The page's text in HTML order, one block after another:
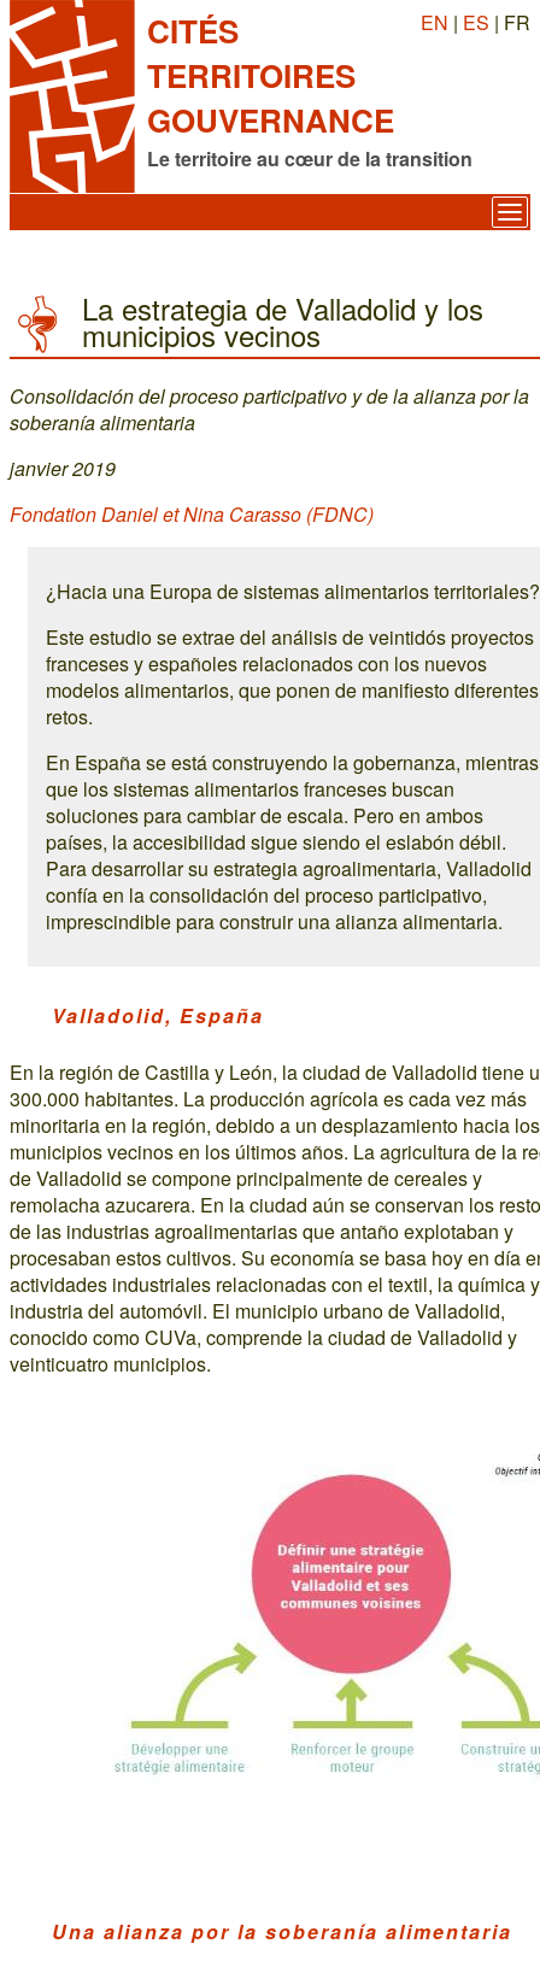
CITÉS
TERRITOIRES
GOUVERNANCE
Le territoire au cœur de la transition
EN | ES | FR
La estrategia de Valladolid y los
municipios vecinos
Consolidación del proceso participativo y de la alianza por la
soberanía alimentaria
janvier 2019
Fondation Daniel et Nina Carasso (FDNC)
¿Hacia una Europa de sistemas alimentarios territoriales?
Este estudio se extrae del análisis de veintidós proyectos
franceses y españoles relacionados con los nuevos
modelos alimentarios, que ponen de manifiesto diferentes
retos.
En España se está construyendo la gobernanza, mientras
que los sistemas alimentarios franceses buscan
soluciones para cambiar de escala. Pero en ambos
países, la accesibilidad sigue siendo el eslabón débil.
Para desarrollar su estrategia agroalimentaria, Valladolid
confía en la consolidación del proceso participativo,
imprescindible para construir una alianza alimentaria.
Valladolid, España
En la región de Castilla y León, la ciudad de Valladolid tiene
300.000 habitantes. La producción agrícola es cada vez más
minoritaria en la región, debido a un desplazamiento hacia los
municipios vecinos en los últimos años. La agricultura de la
de Valladolid se compone principalmente de cereales y
remolacha azucarera. En la ciudad aún se conservan los
de las industrias agroalimentarias que antaño explotaban y
procesaban estos cultivos. Su economía se basa hoy en día
actividades industriales relacionadas con el textil, la química
industria del automóvil. El municipio urbano de Valladolid,
conocido como CUVa, comprende la ciudad de Valladolid y
veinticuatro municipios.
Una alianza por la soberanía alimentaria